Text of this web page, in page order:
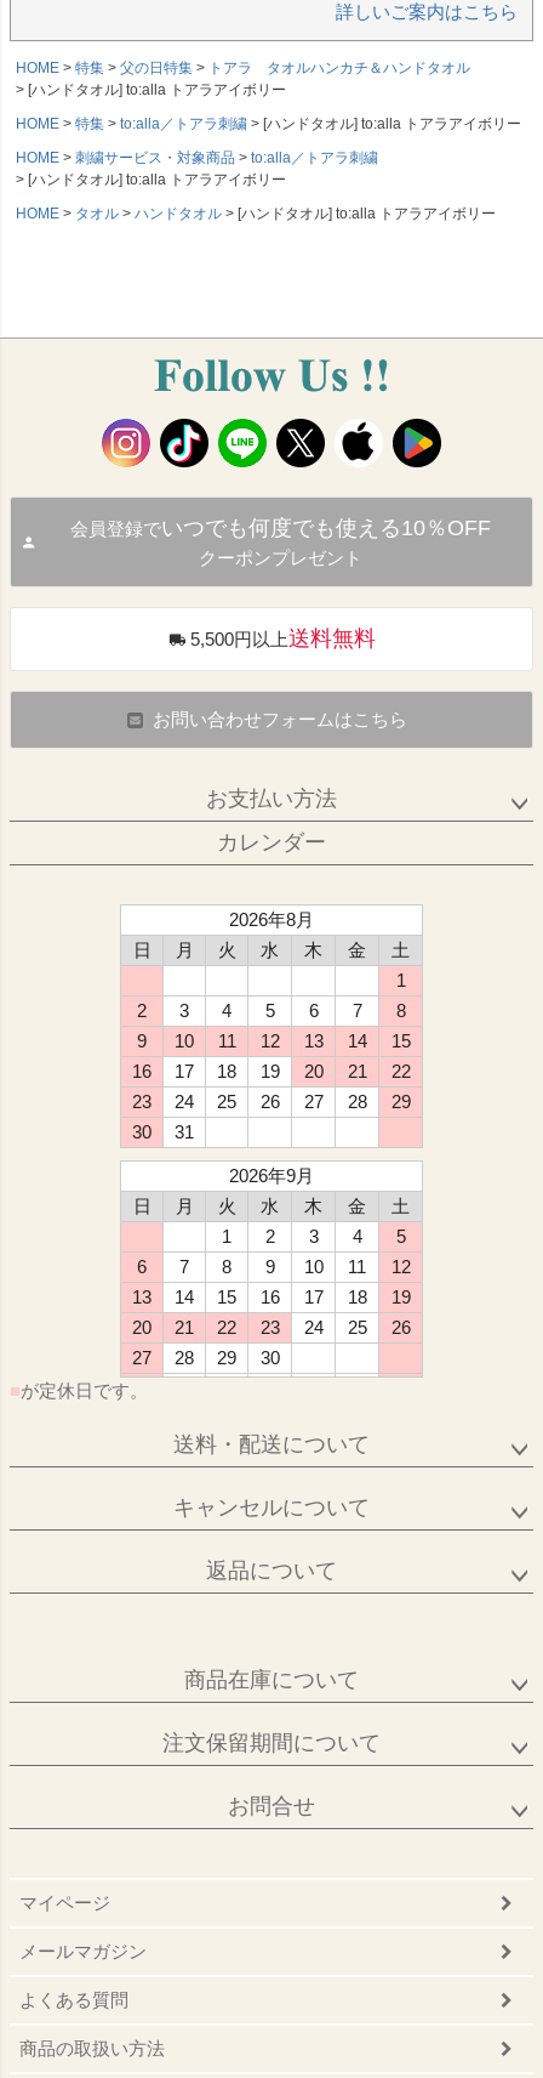
詳しいご案内はこちら
HOME 特集 父の日特集
トアラ タオルハンカチ＆ハンドタオル
[ハンドタオル] to:alla トアラアイボリー
HOME
特集 to:alla／トアラ刺繍
[ハンドタオル] to:alla トアラアイボリー
HOME
刺繍サービス・対象商品
to:alla／トアラ刺繍
[ハンドタオル] to:alla トアラアイボリー
HOME
タオル ハンドタオル [ハンドタオル] to:alla トアラアイボリー
会員登録でいつでも何度でも使える10％OFF
クーポンプレゼント
5,500円以上送料無料
お問い合わせフォームはこちら
お支払い方法
カレンダー
2026年8月
日
月 火 水 木 金
土
1
2
3 4 5 6 7
8
9
10 11 12 13 14
15
16
17 18 19 20 21
22
23
24 25 26 27 28
29
30
31
2026年9月
日
月 火 水 木 金
土
1
2 3 4
5
6
7 8 9 10 11
12
13
14 15 16 17 18
19
20
21 22 23 24 25
26
27
28 29
30
■が定休日です。
送料・配送について
キャンセルについて
返品について
商品在庫について
注文保留期間について
お問合せ
マイページ
メールマガジン
よくある質問
商品の取扱い方法